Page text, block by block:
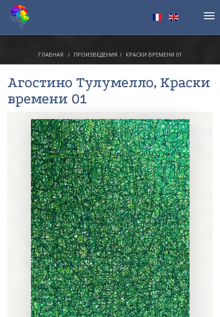
ГЛАВНАЯ ПРОИЗВЕДЕНИЯ КРАСКИ ВРЕМЕНИ 01
Агостино Тулумелло, Краски
времени 01